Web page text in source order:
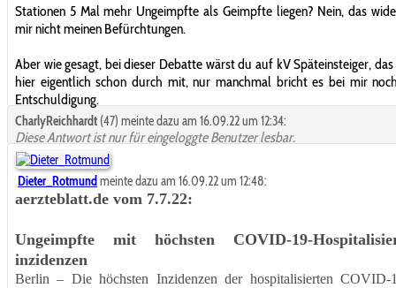
Stationen 5 Mal mehr Ungeimpfte als Geimpfte liegen? Nein, das
mir nicht meinen Befürchtungen.
Aber wie gesagt, bei dieser Debatte wärst du auf kV Späteinsteiger,
hier eigentlich schon durch mit, nur manchmal bricht es bei mir
Entschuldigung.
CharlyReichhardt (47) meinte dazu am 16.09.22 um 12:34:
Diese Antwort ist nur für eingeloggte Benutzer lesbar.
Dieter_Rotmund meinte dazu am 16.09.22 um 12:48:
aerzteblatt.de vom 7.7.22:
Ungeimpfte mit höchsten COVID-19-
inzidenzen
Berlin – Die höchsten Inzidenzen der hospitalisierten COVID-